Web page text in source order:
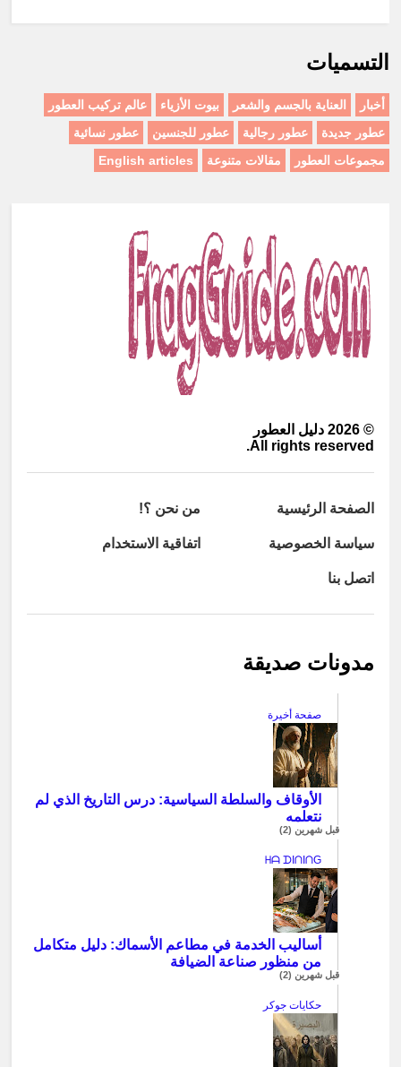
التسميات
أخبار العناية بالجسم والشعر بيوت الأزياء
عالم تركيب العطور
عطور جديدة
عطور رجالية عطور للجنسين
عطور نسائية
مجموعات العطور
مقالات متنوعة English articles
©
2026 دليل العطور
All rights reserved.
الصفحة الرئيسية من نحن ؟!
سياسة الخصوصية اتفاقية الاستخدام
اتصل بنا
مدونات صديقة
صفحة أخيرة
الأوقاف والسلطة السياسية: درس التاريخ الذي لم
نتعلمه
قبل شهرين (2)
ᕼᗩ ᗪIᑎIᑎG
أساليب الخدمة في مطاعم الأسماك: دليل متكامل
من منظور صناعة الضيافة
قبل شهرين (2)
حكايات جوكر